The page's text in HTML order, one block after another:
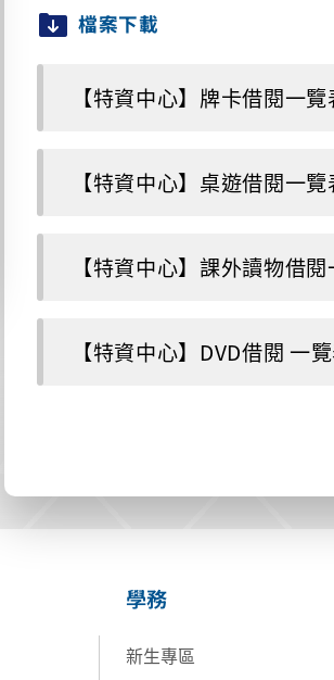
檔案下載
【特資中心】牌卡借閱一
【特資中心】桌遊借閱一
【特資中心】課外讀物借
【特資中心】DVD借閱 一
學務
新生專區